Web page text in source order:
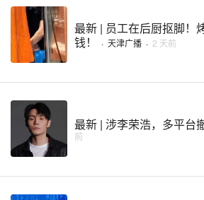
最新 | 员工在后厨抠脚！
钱！
· 天津广播 · 2 天前
最新 | 涉李荣浩，多平台
前